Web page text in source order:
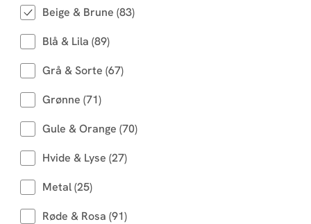
Beige & Brune (83)
Blå & Lila (89)
Grå & Sorte (67)
Grønne (71)
Gule & Orange (70)
Hvide & Lyse (27)
Metal (25)
Røde & Rosa (91)